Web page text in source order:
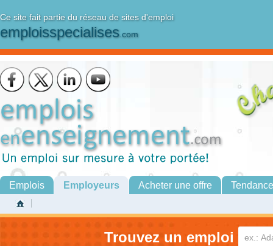
Ce site fait partie du réseau de sites d'emploi
emploisspecialises.com
Emplois Employeurs Acheter une offre
Trouvez un emploi